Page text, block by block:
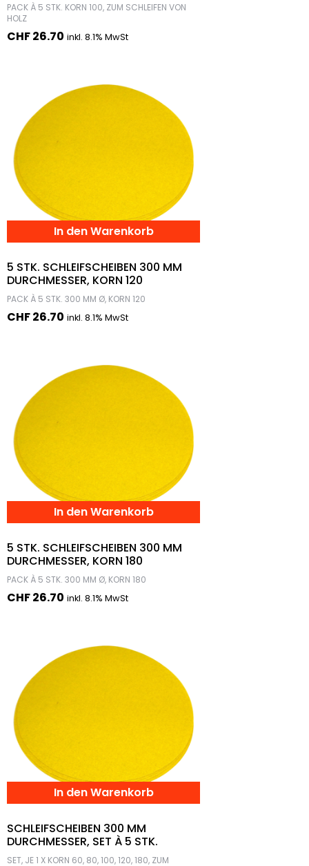
PACK À 5 STK. KORN 100, ZUM SCHLEIFEN VON
HOLZ
CHF26.70 inkl. 8.1% MwSt
In den Warenkorb
5 STK. SCHLEIFSCHEIBEN 300 MM
DURCHMESSER, KORN 120
PACK À 5 STK. 300 MM Ø, KORN 120
CHF26.70 inkl. 8.1% MwSt
In den Warenkorb
5 STK. SCHLEIFSCHEIBEN 300 MM
DURCHMESSER, KORN 180
PACK À 5 STK. 300 MM Ø, KORN 180
CHF26.70 inkl. 8.1% MwSt
In den Warenkorb
SCHLEIFSCHEIBEN 300 MM
DURCHMESSER, SET À 5 STK.
SET, JE 1 X KORN 60, 80, 100, 120, 180, ZUM